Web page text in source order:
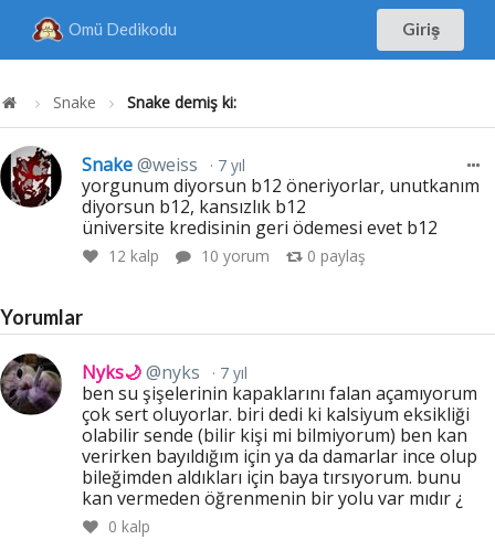
Omü Dedikodu Giriş
Snake Snake demiş ki:
Snake@weiss 7 yıl
yorgunum diyorsun b12 öneriyorlar, unutkanım
diyorsun b12, kansızlık b12
üniversite kredisinin geri ödemesi evet b12
12 kalp 10 yorum 0 paylaş
Yorumlar
Nyks🌙@nyks 7 yıl
ben su şişelerinin kapaklarını falan açamıyorum
çok sert oluyorlar. biri dedi ki kalsiyum eksikliği
olabilir sende (bilir kişi mi bilmiyorum) ben kan
verirken bayıldığım için ya da damarlar ince olup
bileğimden aldıkları için baya tırsıyorum. bunu
kan vermeden öğrenmenin bir yolu var mıdır ¿
0 kalp